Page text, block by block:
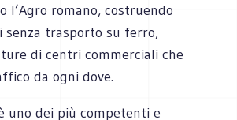
l’Agro romano, costruendo
trasporto su ferro,
di centri commerciali che
da ogni dove.
uno dei più competenti e